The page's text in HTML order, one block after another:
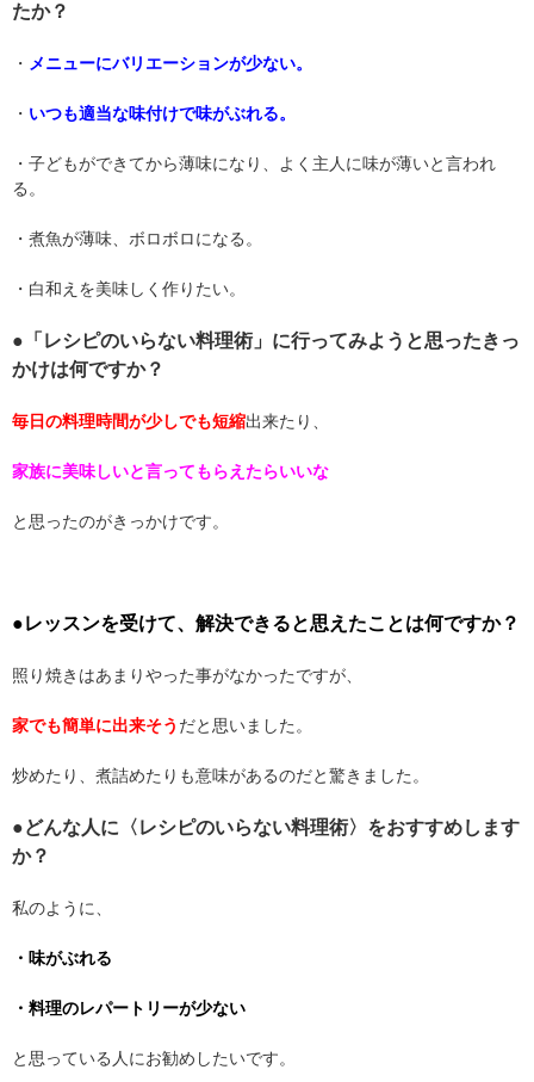
たか？
・ メニューにバリエーションが少ない。
・ いつも適当な味付けで味がぶれる。
・子どもができてから薄味になり、よく主人に味が薄いと言われ
る。
・煮魚が薄味、ボロボロになる。
・白和えを美味しく作りたい。
●「レシピのいらない料理術」に行ってみようと思ったきっ
かけは何ですか？
毎日の料理時間が少しでも短縮出来たり、
家族に美味しいと言ってもらえたらいいな
と思ったのがきっかけです。
●レッスンを受けて、解決できると思えたことは何ですか？
照り焼きはあまりやった事がなかったですが、
家でも簡単に出来そう だと思いました。
炒めたり、煮詰めたりも意味があるのだと驚きました。
●どんな人に〈レシピのいらない料理術〉をおすすめします
か？
私のように、
・味がぶれる
・料理のレパートリーが少ない
と思っている人にお勧めしたいです。